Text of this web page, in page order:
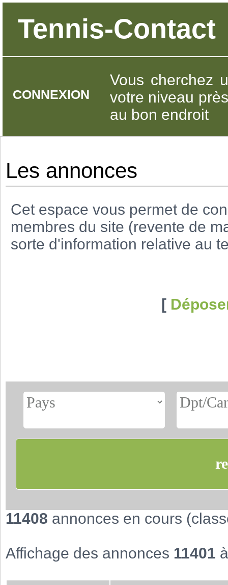
Tennis-Contact
Vous cherchez
votre niveau
au bon endroit
CONNEXION
Les annonces
Cet espace vous permet de
membres du site (revente de
sorte d'information relative au
[
11408 annonces en cours
Affichage des annonces 11401